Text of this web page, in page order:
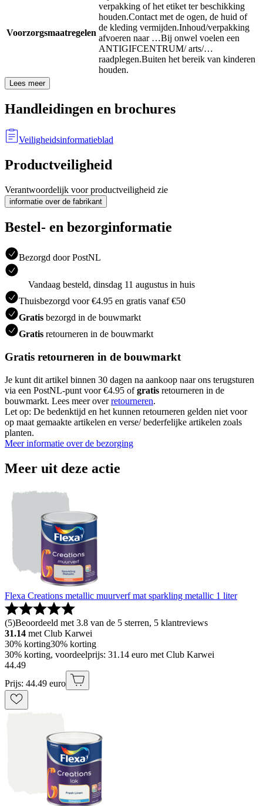
Voorzorgsmaatregelen
verpakking of het etiket ter beschikking
houden.Contact met de ogen, de huid of
de kleding vermijden.Inhoud/verpakking
afvoeren naar …Bij onwel voelen een
ANTIGIFCENTRUM/ arts/…
raadplegen.Buiten het bereik van kinderen
houden.
Lees meer
Handleidingen en brochures
Veiligheidsinformatieblad
Productveiligheid
Verantwoordelijk voor productveiligheid zie
informatie over de fabrikant
Bestel- en bezorginformatie
Bezorgd door PostNL
Vandaag besteld, dinsdag 11 augustus in huis
Thuisbezorgd voor €4.95 en gratis vanaf €50
Gratis bezorgd in de bouwmarkt
Gratis retourneren in de bouwmarkt
Gratis retourneren in de bouwmarkt
Je kunt dit artikel binnen 30 dagen na aankoop naar ons terugsturen
via een PostNL-punt voor €4.95 ofgratis retourneren in de
bouwmarkt. Lees meer overretourneren.
Let op: De bedenktijd en het kunnen retourneren gelden niet voor
op maat gemaakte artikelen en verse/ bederfelijke artikelen zoals
planten.
Meer informatie over de bezorging
Meer uit deze actie
Flexa Creations metallic muurverf mat sparkling metallic 1 liter
(5)Beoordeeld met 3.8 van de 5 sterren, 5 klantreviews
31.14 met Club Karwei
30% korting30% korting
30% korting, voordeelprijs: 31.14 euro met Club Karwei
44.49
Prijs: 44.49 euro